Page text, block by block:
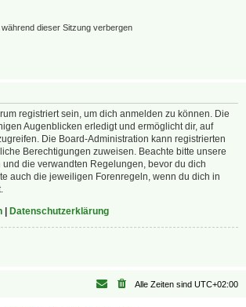
dieser Sitzung verbergen
registriert sein, um dich anmelden zu können. Die
Augenblicken erledigt und ermöglicht dir, auf
Die Board-Administration kann registrierten
Berechtigungen zuweisen. Beachte bitte unsere
die verwandten Regelungen, bevor du dich
auch die jeweiligen Forenregeln, wenn du dich in
Datenschutzerklärung
Alle Zeiten sind UTC+02:00